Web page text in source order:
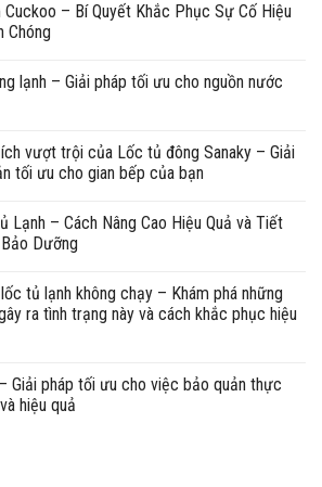
– Bí Quyết Khắc Phục Sự Cố Hiệu
Chóng
lạnh – Giải pháp tối ưu cho nguồn nước
vượt trội của Lốc tủ đông Sanaky – Giải
tối ưu cho gian bếp của bạn
Lạnh – Cách Nâng Cao Hiệu Quả và Tiết
Dưỡng
tủ lạnh không chạy – Khám phá những
ra tình trạng này và cách khắc phục hiệu
Giải pháp tối ưu cho việc bảo quản thực
hiệu quả